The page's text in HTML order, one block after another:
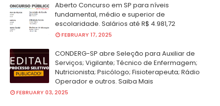
Aberto Concurso em SP para níveis
fundamental, médio e superior de
escolaridade. Salários até R$ 4.981,72
FEBRUARY 17, 2025
CONDERG-SP abre Seleção para Auxiliar de
Serviços; Vigilante; Técnico de Enfermagem;
Nutricionista; Psicólogo; Fisioterapeuta; Rádio
Operador e outros. Saiba Mais
FEBRUARY 03, 2025